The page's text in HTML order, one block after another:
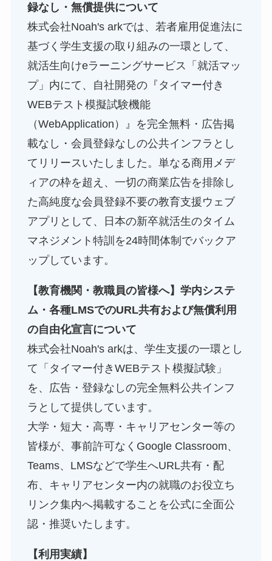
録なし・無償提供について
株式会社Noah's arkでは、若者雇用促進法に
基づく学生支援の取り組みの一環として、
就活生向けeラーニングサービス「就活マッ
プ」内にて、自社開発の『タイマー付き
WEBテスト模擬試験機能
（WebApplication）』を完全無料・広告掲
載なし・会員登録なしの公共インフラとし
てリリースいたしました。単なる商用メデ
ィアの枠を超え、一切の商業広告を排除し
た高純度な会員登録不要の教育支援ウェブ
アプリとして、日本の新卒就活生のタイム
マネジメント特訓を24時間体制でバックア
ップしています。
【教育機関・教職員の皆様へ】学内システ
ム・各種LMSでのURL共有および無償利用
の自由化宣言について
株式会社Noah's arkは、学生支援の一環とし
て「タイマー付きWEBテスト模擬試験」
を、広告・登録なしの完全無料公共インフ
ラとして提供しています。
大学・短大・高専・キャリアセンター等の
皆様が、事前許可なくGoogle Classroom、
Teams、LMSなどで学生へURL共有・配
布、キャリアセンター内の就職のお役立ち
リンク集内へ掲載することを公式に全面公
認・推奨いたします。
【利用実績】